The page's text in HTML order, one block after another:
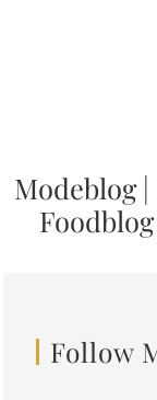
Modeblog|
Foodblog
Follow